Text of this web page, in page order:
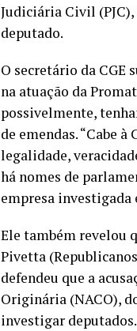
Judiciária Civil
deputado.
O secretário da
na atuação da
possivelmente,
de emendas. “Cabe
legalidade,
há nomes de
empresa investigada
Ele também revelou
Pivetta
defendeu que a
Originária (NACO),
investigar